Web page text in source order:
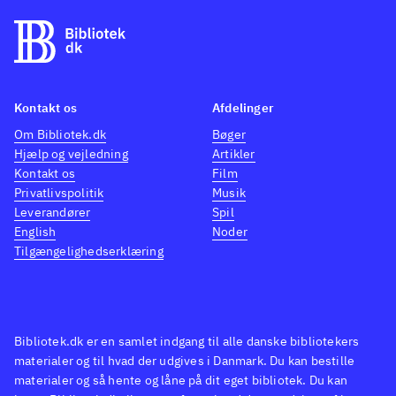
dem har mistet deres health og
er taget til fange. Grafik og lyd
giver mindelser om både 20 år
engelsk
Et noget ufærdigt spil, med en
del mangler og fejl. Er man
nostalgisk anlagt og kan huske
Turtles-spillene til NES for over
20 år siden, så er her mulighed
for et gensyn. Sværhedsgraden
gennemføre banerne. PEGI er
12 på grund af let voldeligt
indhold.
Bibliotek.dk er en samlet indgang til alle danske bibliotekers
materialer og til hvad der udgives i Danmark. Du kan bestille
materialer og så hente og låne på dit eget bibliotek. Du kan
Kontakt os
Om Bibliotek.dk
Hjælp og vejledning
Kontakt os
Privatlivspolitik
Leverandører
English
Tilgængelighedserklæring
Afdelinger
Bøger
Artikler
Film
Musik
Spil
Noder